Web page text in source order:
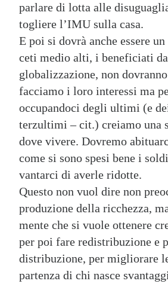
parlare di lotta alle
togliere l’IMU sulla casa.
E poi si dovrà anche essere
ceti medio alti, i beneficiati
globalizzazione, non
facciamo i loro interessi ma
occupandoci degli ultimi (e
terzultimi – cit.) creiamo una
dove vivere. Dovremo
come si sono spesi bene i
vantarci di averle ridotte.
Questo non vuol dire non
produzione della ricchezza,
mente che si vuole ottenere
per poi fare redistribuzione e
distribuzione, per migliorare
partenza di chi nasce